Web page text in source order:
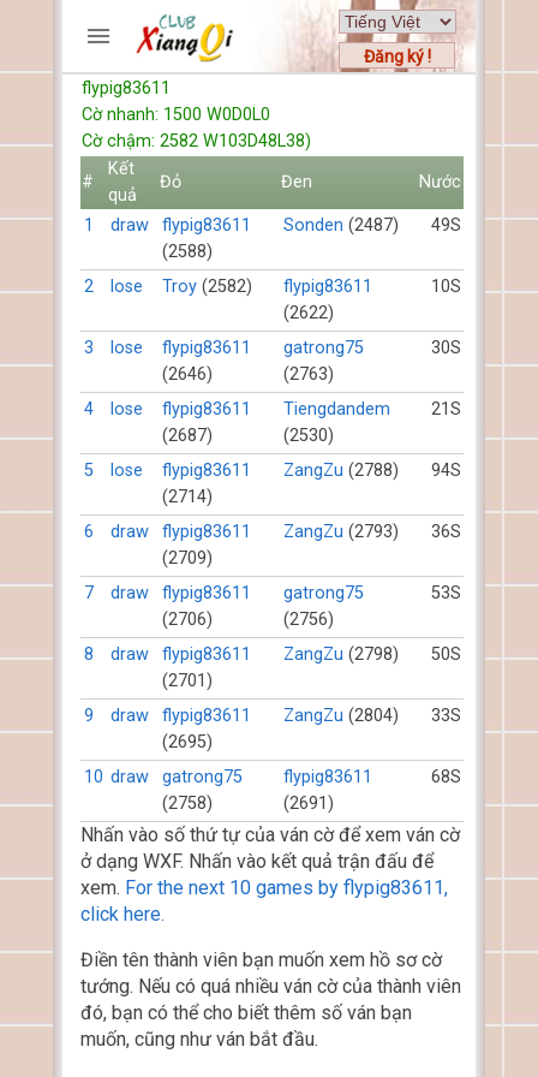
Đăng ký !
TRƯƠNG MỤC
Trang chủ
Đăng ký
Thành viên mới
Cách chơi
Hỏi đáp
Luật cờ tướng
FORUMS
TIẾN LÊN
flypig83611
Cờ nhanh: 1500 W0D0L0
Cờ chậm: 2582 W103D48L38)
#
Kết
quả
Đỏ Đen Nước
1 draw
flypig83611
(2588)
Sonden (2487) 49S
2 lose Troy (2582)
flypig83611
(2622)
10S
3 lose
flypig83611
(2646)
gatrong75
(2763)
30S
4 lose
flypig83611
(2687)
Tiengdandem
(2530)
21S
5 lose
flypig83611
(2714)
ZangZu (2788) 94S
6 draw
flypig83611
(2709)
ZangZu (2793) 36S
7 draw
flypig83611
(2706)
gatrong75
(2756)
53S
8 draw
flypig83611
(2701)
ZangZu (2798) 50S
9 draw
flypig83611
(2695)
ZangZu (2804) 33S
10 draw
gatrong75
(2758)
flypig83611
(2691)
68S
Nhấn vào số thứ tự của ván cờ để xem ván cờ
ở dạng WXF. Nhấn vào kết quả trận đấu để
xem. For the next 10 games by flypig83611,
click here.
Điền tên thành viên bạn muốn xem hồ sơ cờ
tướng. Nếu có quá nhiều ván cờ của thành viên
đó, bạn có thể cho biết thêm số ván bạn
muốn, cũng như ván bắt đầu.